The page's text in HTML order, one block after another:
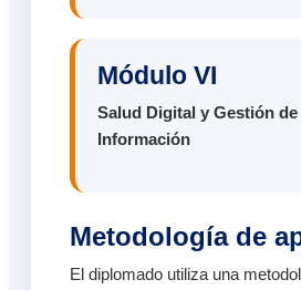
Módulo VI
Salud Digital y Gestión de
Información
Metodología de
El diplomado utiliza una